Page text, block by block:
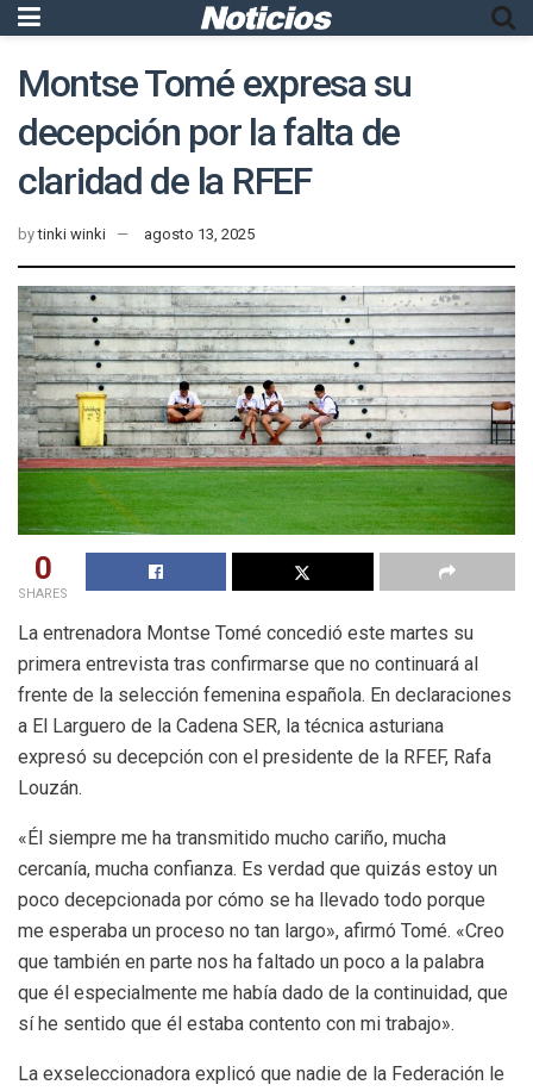
Montse Tomé expresa su
decepción por la falta de
claridad de la RFEF
by tinki winki agosto 13, 2025
0
SHARES
La entrenadora Montse Tomé concedió este martes su
primera entrevista tras confirmarse que no continuará al
frente de la selección femenina española. En declaraciones
a El Larguero de la Cadena SER, la técnica asturiana
expresó su decepción con el presidente de la RFEF, Rafa
Louzán.
«Él siempre me ha transmitido mucho cariño, mucha
cercanía, mucha confianza. Es verdad que quizás estoy un
poco decepcionada por cómo se ha llevado todo porque
me esperaba un proceso no tan largo», afirmó Tomé. «Creo
que también en parte nos ha faltado un poco a la palabra
que él especialmente me había dado de la continuidad, que
sí he sentido que él estaba contento con mi trabajo».
La exseleccionadora explicó que nadie de la Federación le